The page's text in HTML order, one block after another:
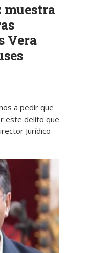
muestra
Vera
a pedir que
este delito que
Jurídico